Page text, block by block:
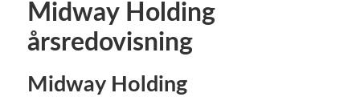
Midway Holding
årsredovisning
Midway Holding